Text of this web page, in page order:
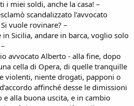
i miei soldi, anche la casa! –
scandalizzato l’avvocato
vuole rovinare? –
Sicilia, andare in barca, voglio solo
avvocato Alberto - alla fine, dopo
cella di Opera, di quelle tranquille
violenti, niente drogati, papponi o
affinché desse le dimissioni
alla buona uscita, e in cambio